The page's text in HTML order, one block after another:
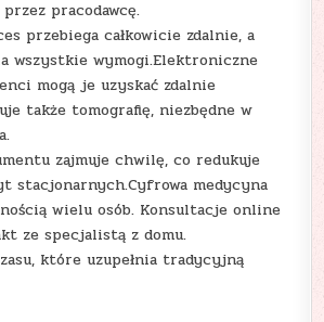
pracodawcę.
przebiega całkowicie zdalnie, a
wszystkie wymogi.Elektroniczne
mogą je uzyskać zdalnie
także tomografię, niezbędne w
zajmuje chwilę, co redukuje
stacjonarnych.Cyfrowa medycyna
wielu osób. Konsultacje online
ze specjalistą z domu.
które uzupełnia tradycyjną